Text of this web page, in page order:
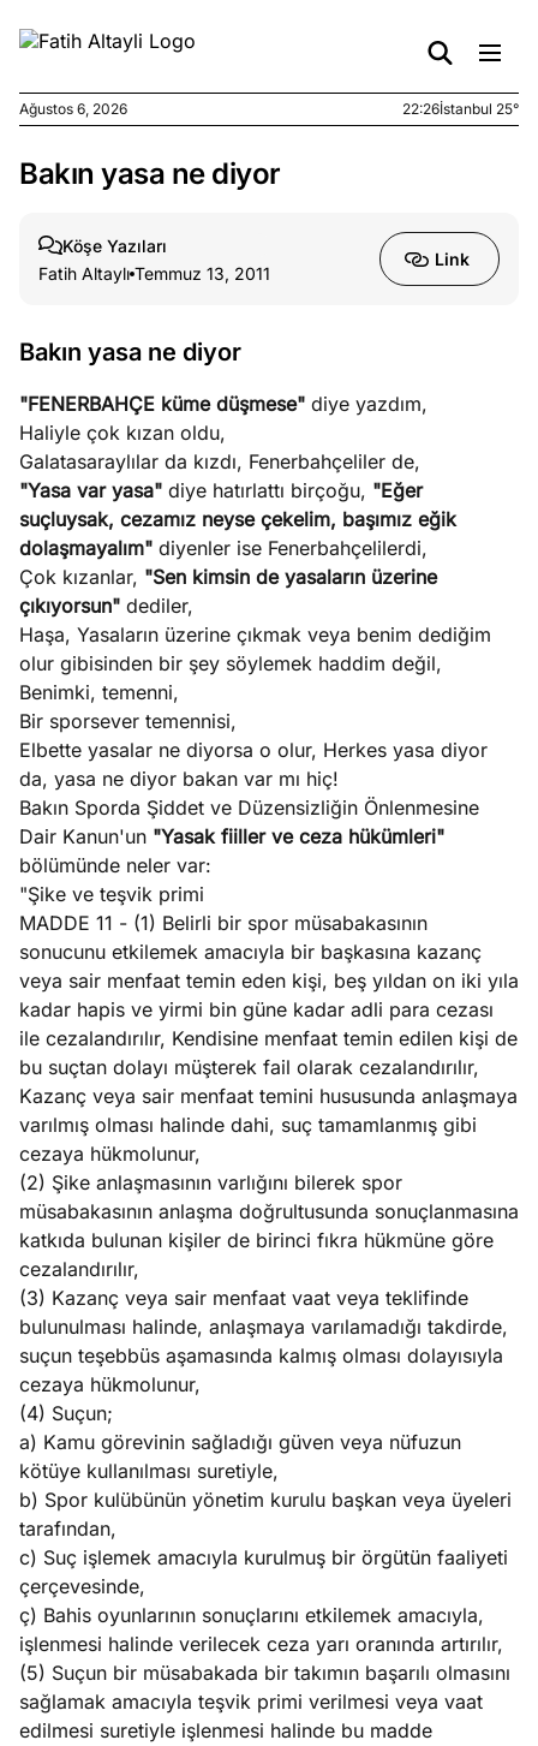
Ağustos
yasalar
Ağustos
stok
caiz
Ağustos
4, 2026
umutlu
ister
Köşe
Yazıları
Spor
Ağustos 6, 2026 22:26İstanbul 25°
Bakın yasa ne diyor
Köşe Yazıları
Fatih Altaylı Temmuz 13, 2011
Link
Bakın yasa ne diyor
"FENERBAHÇE küme düşmese" diye yazdım,
Haliyle çok kızan oldu,
Galatasaraylılar da kızdı, Fenerbahçeliler de,
"Yasa var yasa" diye hatırlattı birçoğu, "Eğer
suçluysak, cezamız neyse çekelim, başımız eğik
dolaşmayalım" diyenler ise Fenerbahçelilerdi,
Çok kızanlar, "Sen kimsin de yasaların üzerine
çıkıyorsun" dediler,
Haşa, Yasaların üzerine çıkmak veya benim dediğim
olur gibisinden bir şey söylemek haddim değil,
Benimki, temenni,
Bir sporsever temennisi,
Elbette yasalar ne diyorsa o olur, Herkes yasa diyor
da, yasa ne diyor bakan var mı hiç!
Bakın Sporda Şiddet ve Düzensizliğin Önlenmesine
Dair Kanun'un "Yasak fiiller ve ceza hükümleri"
bölümünde neler var:
"Şike ve teşvik primi
MADDE 11 - (1) Belirli bir spor müsabakasının
sonucunu etkilemek amacıyla bir başkasına kazanç
veya sair menfaat temin eden kişi, beş yıldan on iki yıla
kadar hapis ve yirmi bin güne kadar adli para cezası
ile cezalandırılır, Kendisine menfaat temin edilen kişi de
bu suçtan dolayı müşterek fail olarak cezalandırılır,
Kazanç veya sair menfaat temini hususunda anlaşmaya
varılmış olması halinde dahi, suç tamamlanmış gibi
cezaya hükmolunur,
(2) Şike anlaşmasının varlığını bilerek spor
müsabakasının anlaşma doğrultusunda sonuçlanmasına
katkıda bulunan kişiler de birinci fıkra hükmüne göre
cezalandırılır,
(3) Kazanç veya sair menfaat vaat veya teklifinde
bulunulması halinde, anlaşmaya varılamadığı takdirde,
suçun teşebbüs aşamasında kalmış olması dolayısıyla
cezaya hükmolunur,
(4) Suçun;
a) Kamu görevinin sağladığı güven veya nüfuzun
kötüye kullanılması suretiyle,
b) Spor kulübünün yönetim kurulu başkan veya üyeleri
tarafından,
c) Suç işlemek amacıyla kurulmuş bir örgütün faaliyeti
çerçevesinde,
ç) Bahis oyunlarının sonuçlarını etkilemek amacıyla,
işlenmesi halinde verilecek ceza yarı oranında artırılır,
(5) Suçun bir müsabakada bir takımın başarılı olmasını
sağlamak amacıyla teşvik primi verilmesi veya vaat
edilmesi suretiyle işlenmesi halinde bu madde